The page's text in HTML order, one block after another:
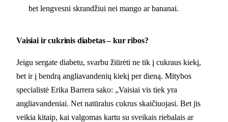
bet lengvesni skrandžiui nei mango ar bananai.
Vaisiai ir cukrinis diabetas – kur ribos?
Jeigu sergate diabetu, svarbu žiūrėti ne tik į cukraus kiekį,
bet ir į bendrą angliavandenių kiekį per dieną. Mitybos
specialistė Erika Barrera sako: „Vaisiai vis tiek yra
angliavandeniai. Net natūralus cukrus skaičiuojasi. Bet jis
veikia kitaip, kai valgomas kartu su sveikais riebalais ar